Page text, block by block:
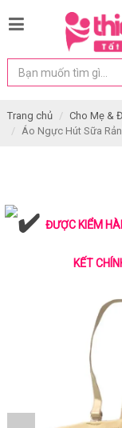
Trang chủ Cho Mẹ &
Áo Ngực Hút Sữa
ĐƯỢC KIỂM
KẾT